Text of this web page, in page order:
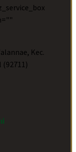
Kec.
(92711)